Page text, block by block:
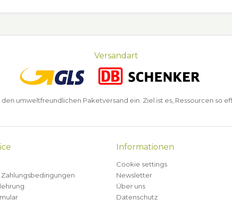
Versandart
umweltfreundlichen Paketversand ein. Ziel ist es, Ressourcen so
Zahlungsbedingungen
Informationen
Cookie settings
Newsletter
Über uns
Datenschutz